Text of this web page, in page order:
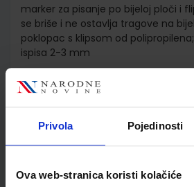
Privola Pojedinosti
Ova web-stranica koristi kolačiće
marker za pisanje po bijeloj ploči i
se briše i ne ostavlja tragove na
poklopac s klipsom od
ispisa 2-3 mm